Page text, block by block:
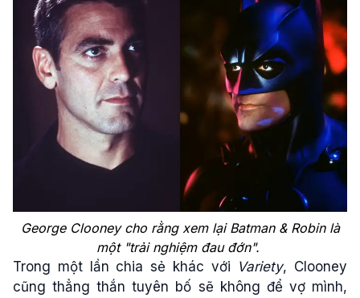
George Clooney cho rằng xem lại Batman & Robin là
một "trải nghiệm đau đớn".
Trong một lần chia sẻ khác với Variety, Clooney
cũng thẳng thắn tuyên bố sẽ không để vợ mình,